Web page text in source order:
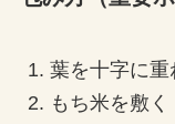
葉を十字に重
もち米を敷く